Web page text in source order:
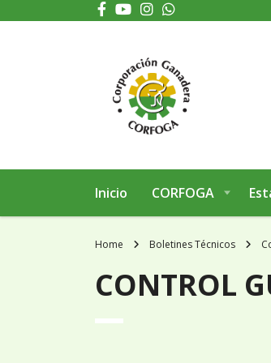
Inicio CORFOGA
Home Boletines Técnicos
CONTROL
Puede realizar quejas, sugerencias y comentarios